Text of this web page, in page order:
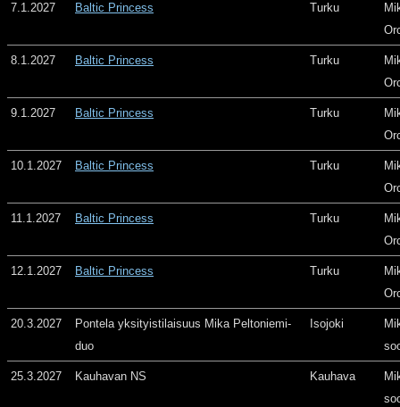
7.1.2027 Baltic Princess Turku
8.1.2027 Baltic Princess Turku
9.1.2027 Baltic Princess Turku
10.1.2027 Baltic Princess Turku
11.1.2027 Baltic Princess Turku
12.1.2027 Baltic Princess Turku
20.3.2027
Pontela yksityistilaisuus Mika Peltoniemi-
duo
Isojoki
25.3.2027 Kauhavan NS Kauhava